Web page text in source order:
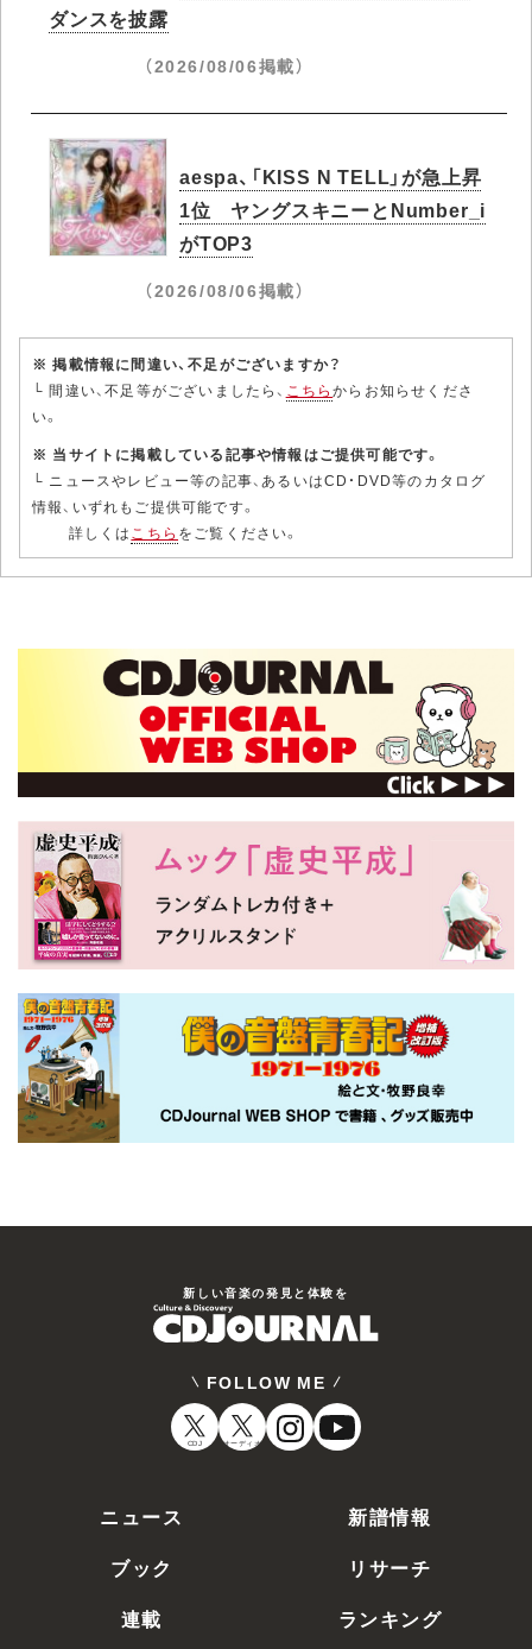
ダンスを披露
（2026/08/06掲載）
aespa、「KISS N TELL」が急上昇
1位 ヤングスキニーとNumber_i
がTOP3
（2026/08/06掲載）
※ 掲載情報に間違い、不足がございますか？
└ 間違い、不足等がございましたら、 こちらからお知らせくださ
い。
※ 当サイトに掲載している記事や情報はご提供可能です。
└ ニュースやレビュー等の記事、あるいはCD・DVD等のカタログ
情報、いずれもご提供可能です。
詳しくは こちら をご覧ください。
新しい⾳楽の発⾒と体験を
FOLLOW ME
CDJ オーディオ
ニュース
新譜情報
ブック
リサーチ
連載
ランキング